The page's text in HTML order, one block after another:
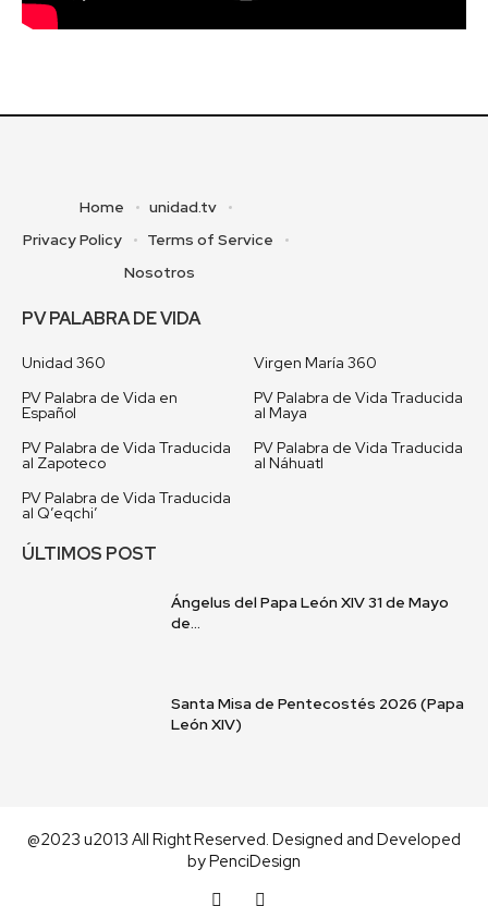
Home
unidad.tv
Privacy Policy
Terms of Service
Nosotros
PV PALABRA DE VIDA
Unidad 360
Virgen María 360
PV Palabra de Vida en
Español
PV Palabra de Vida Traducida
al Maya
PV Palabra de Vida Traducida
al Zapoteco
PV Palabra de Vida Traducida
al Náhuatl
PV Palabra de Vida Traducida
al Q’eqchi’
ÚLTIMOS POST
Ángelus del Papa León XIV 31 de Mayo
de...
Santa Misa de Pentecostés 2026 (Papa
León XIV)
@2023 u2013 All Right Reserved. Designed and Developed
byPenciDesign